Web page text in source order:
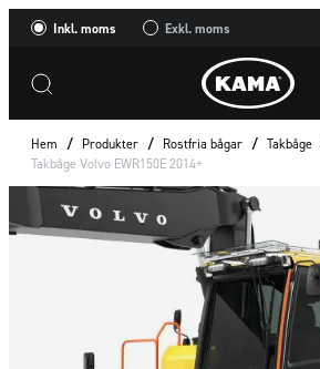
Inkl. moms Exkl. moms
Hem / Produkter / Rostfria bågar / Takbåge
Takbåge Volvo EWR150E 2014+